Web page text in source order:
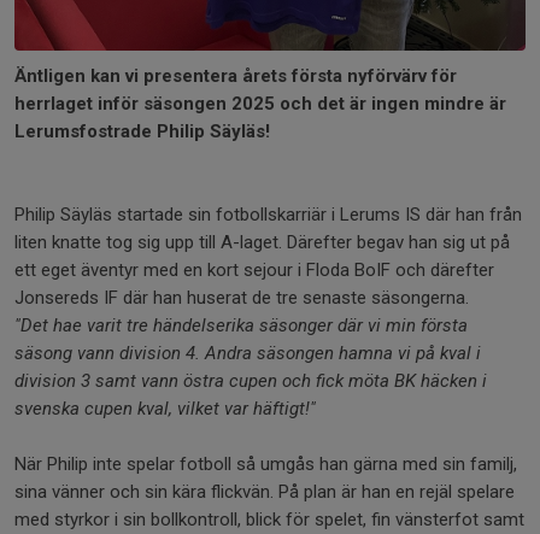
Äntligen kan vi presentera årets första nyförvärv för
herrlaget inför säsongen 2025 och det är ingen mindre är
Lerumsfostrade Philip Säyläs!
Philip Säyläs startade sin fotbollskarriär i Lerums IS där han från
liten knatte tog sig upp till A-laget. Därefter begav han sig ut på
ett eget äventyr med en kort sejour i Floda BoIF och därefter
Jonsereds IF där han huserat de tre senaste säsongerna.
"Det hae varit tre händelserika säsonger där vi min första
säsong vann division 4. Andra säsongen hamna vi på kval i
division 3 samt vann östra cupen och fick möta BK häcken i
svenska cupen kval, vilket var häftigt!"
När Philip inte spelar fotboll så umgås han gärna med sin familj,
sina vänner och sin kära flickvän. På plan är han en rejäl spelare
med styrkor i sin bollkontroll, blick för spelet, fin vänsterfot samt